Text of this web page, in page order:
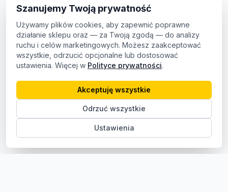
Szanujemy Twoją prywatność
Używamy plików cookies, aby zapewnić poprawne
działanie sklepu oraz — za Twoją zgodą — do analizy
ruchu i celów marketingowych. Możesz zaakceptować
wszystkie, odrzucić opcjonalne lub dostosować
ustawienia. Więcej w Polityce prywatności.
Ustawienia
Odrzuć wszystkie
Akceptuję wszystkie